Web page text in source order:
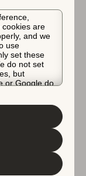
cookies are
and we
use
set these
do not set
but
or Google do.
and the
cookie settings
button.
对个人或小团
细分市场，以防
出了 应用跟踪透
，用户可以在
化广告，Apple
以下未成年人
个性化广告。
用户资料，而
不允许广告商按